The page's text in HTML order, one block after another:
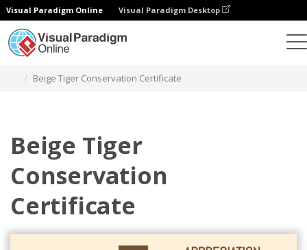
Visual Paradigm Online Visual Paradigm Desktop
Beige Tiger Conservation Certificate
Beige Tiger
Conservation
Certificate